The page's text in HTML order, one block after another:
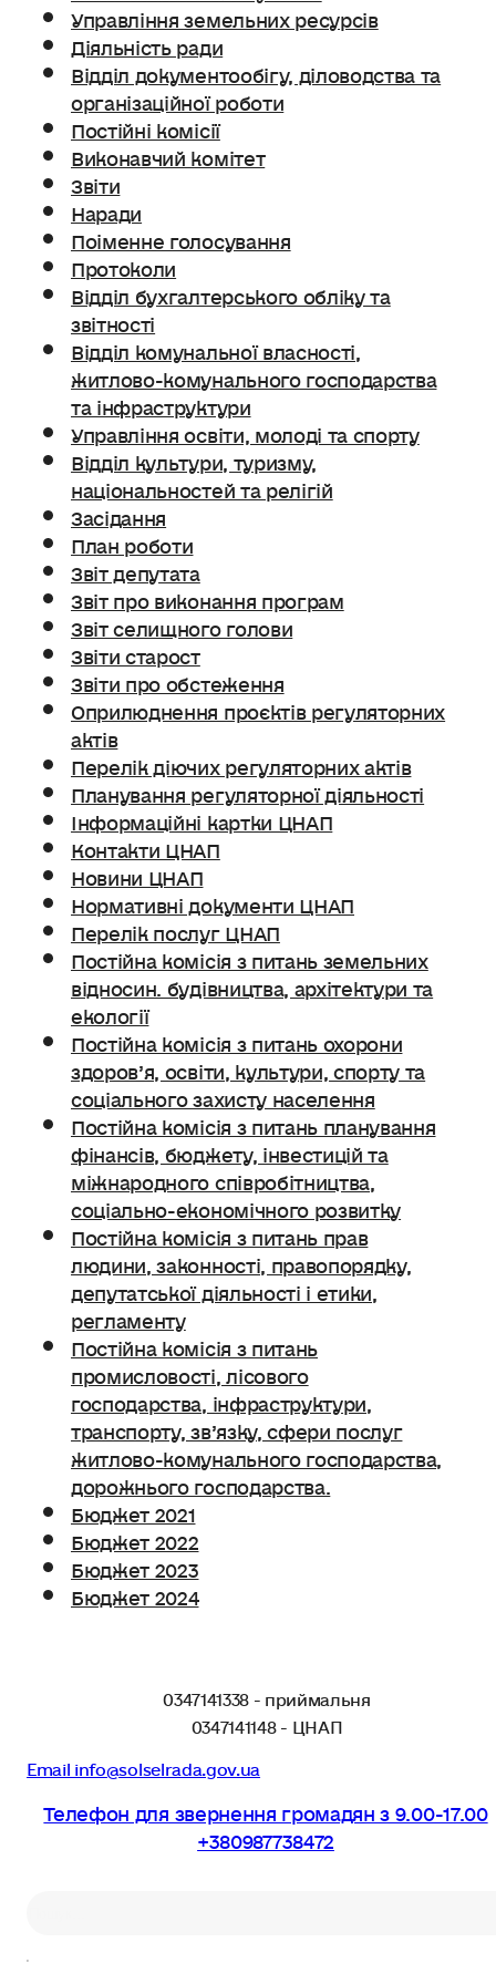
Управління земельних ресурсів
Діяльність ради
Відділ документообігу, діловодства та
організаційної роботи
Постійні комісії
Виконавчий комітет
Звіти
Наради
Поіменне голосування
Протоколи
Відділ бухгалтерського обліку та
звітності
Відділ комунальної власності,
житлово-комунального господарства
та інфраструктури
Управління освіти, молоді та спорту
Відділ культури, туризму,
національностей та релігій
Засідання
План роботи
Звіт депутата
Звіт про виконання програм
Звіт селищного голови
Звіти старост
Звіти про обстеження
Оприлюднення проєктів регуляторних
актів
Перелік діючих регуляторних актів
Планування регуляторної діяльності
Інформаційні картки ЦНАП
Контакти ЦНАП
Новини ЦНАП
Нормативні документи ЦНАП
Перелік послуг ЦНАП
Постійна комісія з питань земельних
відносин. будівництва, архітектури та
екології
Постійна комісія з питань охорони
здоров’я, освіти, культури, спорту та
соціального захисту населення
Постійна комісія з питань планування
фінансів, бюджету, інвестицій та
міжнародного співробітництва,
соціально-економічного розвитку
Постійна комісія з питань прав
людини, законності, правопорядку,
депутатської діяльності і етики,
регламенту
Постійна комісія з питань
промисловості, лісового
господарства, інфраструктури,
транспорту, зв’язку, сфери послуг
житлово-комунального господарства,
дорожнього господарства.
Бюджет 2021
Бюджет 2022
Бюджет 2023
Бюджет 2024
0347141338 - приймальня
0347141148 - ЦНАП
Email info@solselrada.gov.ua
Телефон для звернення громадян з 9.00-17.00
+380987738472